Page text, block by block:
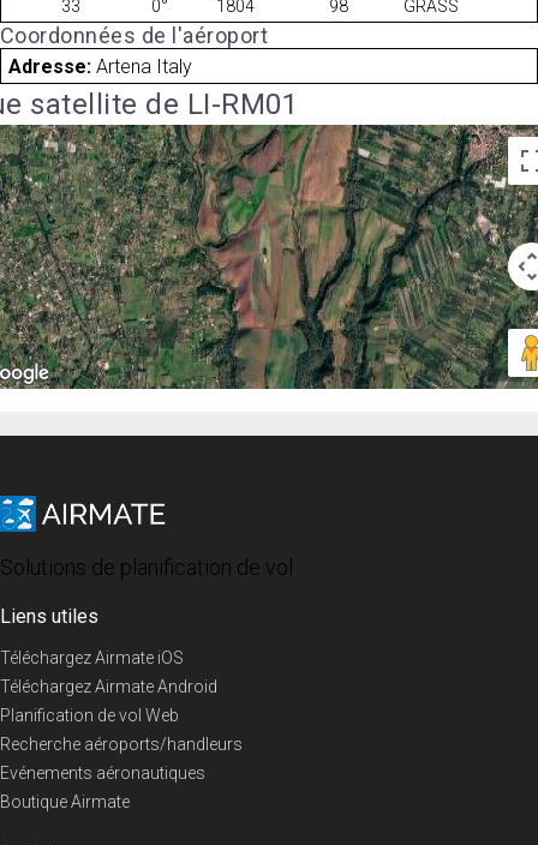
33
0° 1804 98 GRASS
Coordonnées de l'aéroport
Adresse: Artena Italy
satellite de LI-RM01
Solutions de planification de vol
Liens utiles
Téléchargez Airmate iOS
Téléchargez Airmate Android
Planification de vol Web
Recherche aéroports/handleurs
Evénements aéronautiques
Boutique Airmate